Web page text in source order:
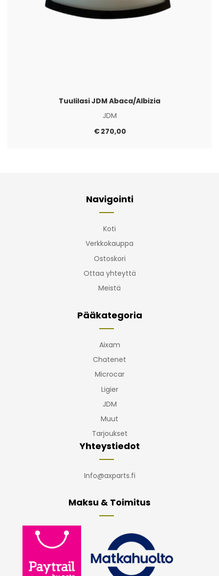
Tuulilasi JDM Abaca/Albizia
JDM
€270,00
Navigointi
Koti
Verkkokauppa
Ostoskori
Ottaa yhteyttä
Meistä
Pääkategoria
Aixam
Chatenet
Microcar
Ligier
JDM
Muut
Tarjoukset
Yhteystiedot
Info@axparts.fi
Maksu & Toimitus